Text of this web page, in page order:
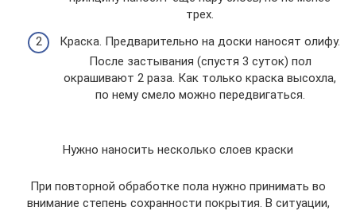
трех.
Краска. Предварительно на доски наносят олифу.
После застывания (спустя 3 суток) пол
окрашивают 2 раза. Как только краска высохла,
по нему смело можно передвигаться.
Нужно наносить несколько слоев краски
При повторной обработке пола нужно принимать во
внимание степень сохранности покрытия. В ситуации,